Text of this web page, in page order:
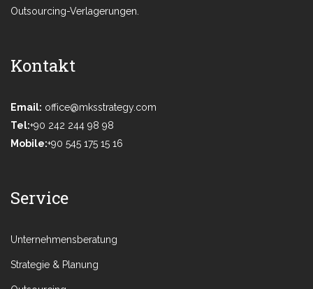
Outsourcing-Verlagerungen.
Kontakt
Email: office@mksstrategy.com
Tel:+90 242 244 98 98
Mobile:+90 545 175 15 16
Service
Unternehmensberatung
Strategie & Planung